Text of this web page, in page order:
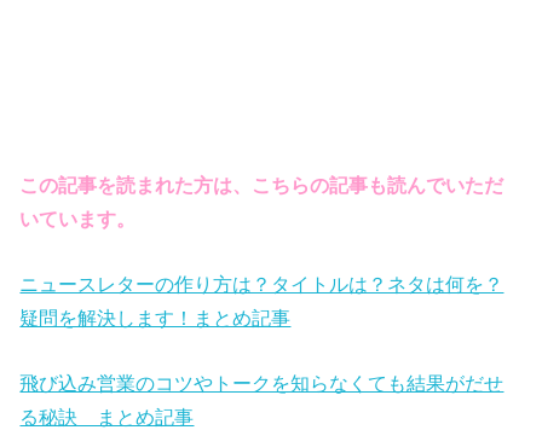
この記事を読まれた方は、こちらの記事も読んでいただ
いています。
ニュースレターの作り方は？タイトルは？ネタは何を？
疑問を解決します！まとめ記事
飛び込み営業のコツやトークを知らなくても結果がだせ
る秘訣 まとめ記事